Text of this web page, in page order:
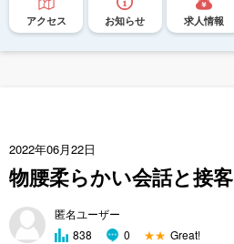
アクセス お知らせ 求人情報
2022年06月22日
物腰柔らかい会話と接客
匿名ユーザー
838
0 ★★ Great!